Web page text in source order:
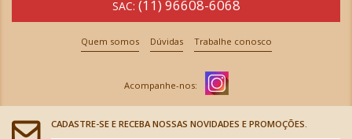
SAC: (11) 96608-6068
Quem somos Dúvidas Trabalhe conosco
CADASTRE-SE E RECEBA NOSSAS NOVIDADES E PROMOÇÕES.